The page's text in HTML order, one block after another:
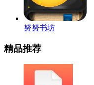
努努书坊
精品推荐